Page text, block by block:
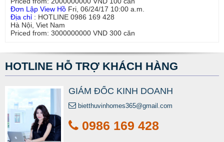
Đơn Lập View Hồ Fri, 06/24/17 10:00 a.m.
Địa chỉ : HOTLINE 0986 169 428
Hà Nội Viet Nam
Priced from: 3000000000 VND 300 căn
HOTLINE HỖ TRỢ KHÁCH HÀNG
GIÁM ĐỐC KINH DOANH
bietthuvinhomes365@gmail.com
0986 169 428